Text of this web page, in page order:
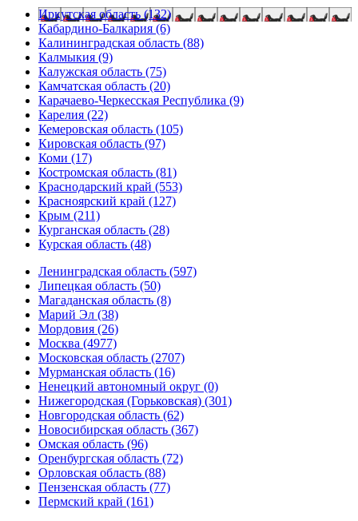
Иркутская область (132)
Кабардино-Балкария (6)
Калининградская область (88)
Калмыкия (9)
Калужская область (75)
Камчатская область (20)
Карачаево-Черкесская Республика (9)
Карелия (22)
Кемеровская область (105)
Кировская область (97)
Коми (17)
Костромская область (81)
Краснодарский край (553)
Красноярский край (127)
Крым (211)
Курганская область (28)
Курская область (48)
Ленинградская область (597)
Липецкая область (50)
Магаданская область (8)
Марий Эл (38)
Мордовия (26)
Москва (4977)
Московская область (2707)
Мурманская область (16)
Ненецкий автономный округ (0)
Нижегородская (Горьковская) (301)
Новгородская область (62)
Новосибирская область (367)
Омская область (96)
Оренбургская область (72)
Орловская область (88)
Пензенская область (77)
Пермский край (161)